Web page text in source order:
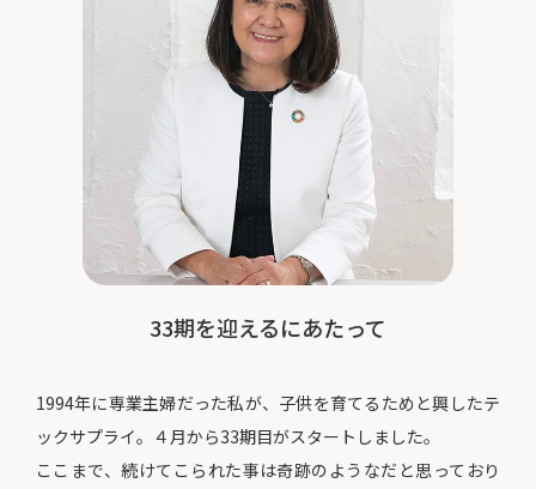
33期を迎えるにあたって
1994年に専業主婦だった私が、子供を育てるためと興したテ
ックサプライ。４月から33期目がスタートしました。
ここまで、続けてこられた事は奇跡のようなだと思っており